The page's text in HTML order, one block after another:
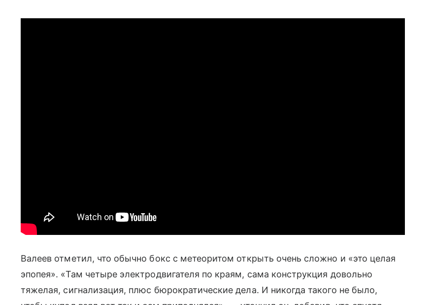
Валеев отметил, что обычно бокс с метеоритом открыть очень сложно и «это целая
эпопея». «Там четыре электродвигателя по краям, сама конструкция довольно
тяжелая, сигнализация, плюс бюрократические дела. И никогда такого не было,